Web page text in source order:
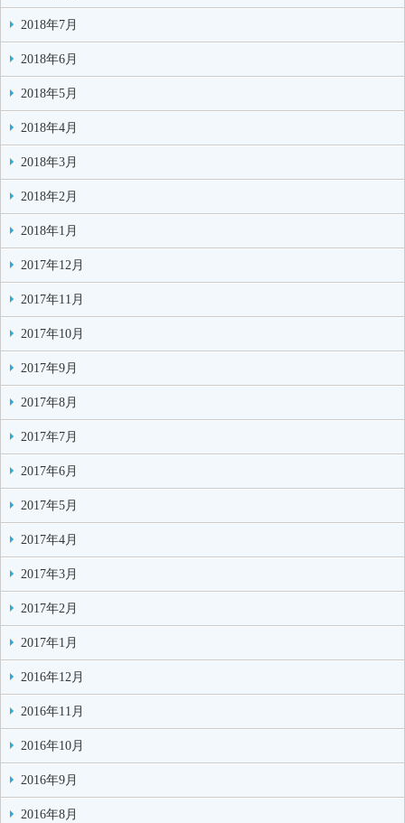
2018年7月
2018年6月
2018年5月
2018年4月
2018年3月
2018年2月
2018年1月
2017年12月
2017年11月
2017年10月
2017年9月
2017年8月
2017年7月
2017年6月
2017年5月
2017年4月
2017年3月
2017年2月
2017年1月
2016年12月
2016年11月
2016年10月
2016年9月
2016年8月